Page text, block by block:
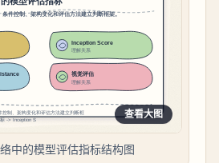
查看大图
中的模型评估指标结构图